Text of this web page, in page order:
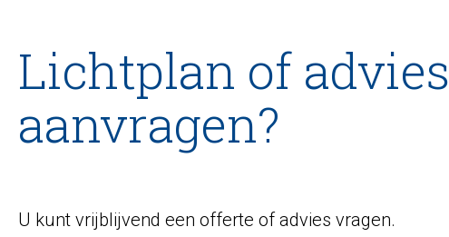
Lichtplan of advies
aanvragen?
U kunt vrijblijvend een offerte of advies vragen.